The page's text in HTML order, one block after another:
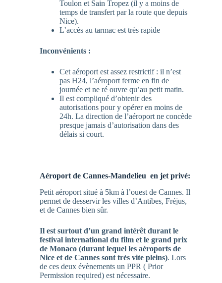
Toulon et Sain Tropez (il y a moins de
temps de transfert par la route que depuis
Nice).
L’accès au tarmac est très rapide
Inconvénients :
Cet aéroport est assez restrictif : il n’est
pas H24, l’aéroport ferme en fin de
journée et ne ré ouvre qu’au petit matin.
Il est compliqué d’obtenir des
autorisations pour y opérer en moins de
24h. La direction de l’aéroport ne concède
presque jamais d’autorisation dans des
délais si court.
Aéroport de Cannes-Mandelieu en jet privé:
Petit aéroport situé à 5km à l’ouest de Cannes. Il
permet de desservir les villes d’Antibes, Fréjus,
et de Cannes bien sûr.
Il est surtout d’un grand intérêt durant le
festival international du film et le grand prix
de Monaco (durant lequel les aéroports de
Nice et de Cannes sont très vite pleins). Lors
de ces deux évènements un PPR ( Prior
Permission required) est nécessaire.